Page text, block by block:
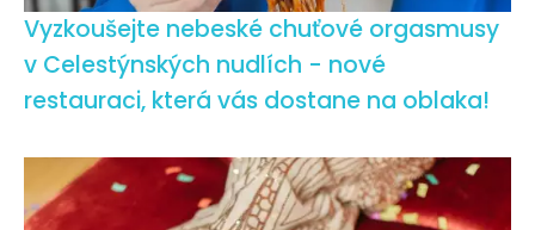
Vyzkoušejte nebeské chuťové orgasmusy
v Celestýnských nudlích - nové
restauraci, která vás dostane na oblaka!